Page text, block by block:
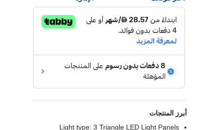
أبرز المنتجات
Light type: 3 Triangle LED Light Panels